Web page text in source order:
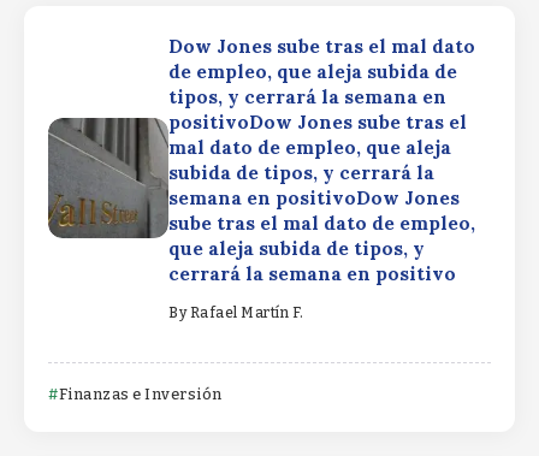
Dow Jones sube tras el mal dato
de empleo, que aleja subida de
tipos, y cerrará la semana en
positivoDow Jones sube tras el
mal dato de empleo, que aleja
subida de tipos, y cerrará la
semana en positivoDow Jones
sube tras el mal dato de empleo,
que aleja subida de tipos, y
cerrará la semana en positivo
By Rafael Martín F.
Finanzas e Inversión